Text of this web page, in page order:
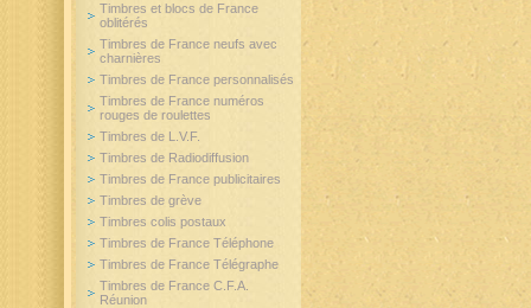
Timbres et blocs de France
oblitérés
Timbres de France neufs avec
charnières
Timbres de France personnalisés
Timbres de France numéros
rouges de roulettes
Timbres de L.V.F.
Timbres de Radiodiffusion
Timbres de France publicitaires
Timbres de grève
Timbres colis postaux
Timbres de France Téléphone
Timbres de France Télégraphe
Timbres de France C.F.A.
Réunion